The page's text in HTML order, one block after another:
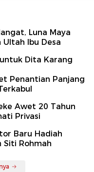
Luna Maya
Ultah Ibu Desa
Dita Karang
Penantian Panjang
Awet 20 Tahun
Privasi
Baru Hadiah
Siti Rohmah